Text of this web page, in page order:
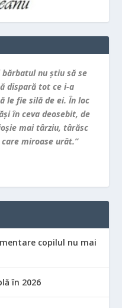
nu ştiu să se
dispară tot ce i-a
le fie silă de ei. În loc
în ceva deosebit, de
mai târziu, târăsc
miroase urât.”
copilul nu mai
în 2026